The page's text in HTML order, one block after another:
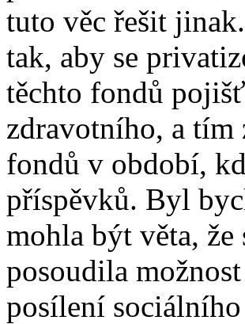
tuto věc řešit
tak, aby se
těchto fondů
zdravotního, a
fondů v období,
příspěvků. Byl
mohla být věta,
posoudila
posílení